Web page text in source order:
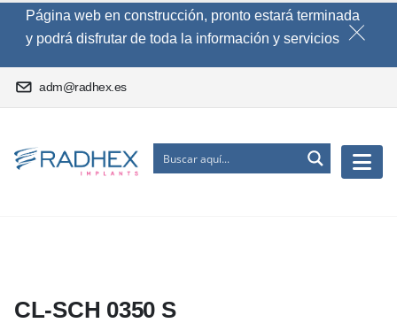
Página web en construcción, pronto estará terminada
y podrá disfrutar de toda la información y servicios
adm@radhex.es
CL-SCH 0350 S